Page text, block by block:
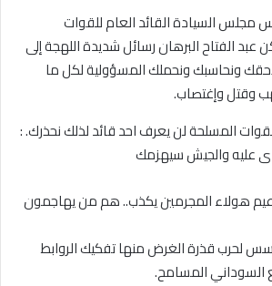
المسلحة لن يعرف احد قائد لذلك نحذرك. :
عليه والجيش سيهزمك
هولاء المجرمين يكذب.. هم من يهاجمون
لحرب قذرة الغرض منها تفكيك الروابط
السوداني المسامح.